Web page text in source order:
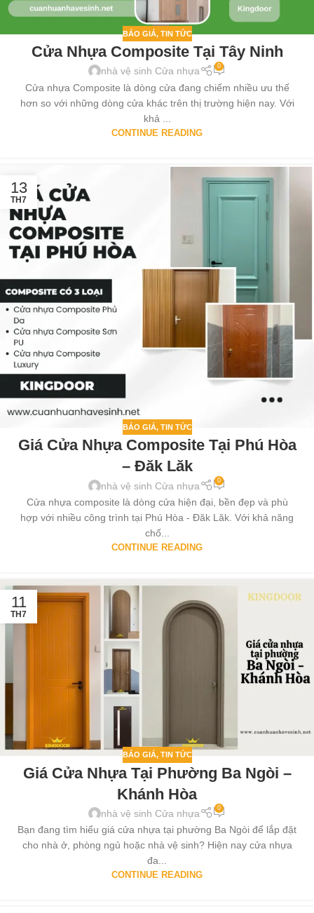
BÁO GIÁ, TIN TỨC
Cửa Nhựa Composite Tại Tây Ninh
nhà vệ sinh Cửa nhựa 0
Cửa nhựa Composite là dòng cửa đang chiếm nhiều ưu thế
hơn so với những dòng cửa khác trên thị trường hiện nay. Với
khả ...
CONTINUE READING
13
TH7
BÁO GIÁ, TIN TỨC
Giá Cửa Nhựa Composite Tại Phú Hòa
– Đăk Lăk
nhà vệ sinh Cửa nhựa 0
Cửa nhựa composite là dòng cửa hiện đại, bền đẹp và phù
hợp với nhiều công trình tại Phú Hòa - Đăk Lăk. Với khả năng
chố...
CONTINUE READING
11
TH7
BÁO GIÁ, TIN TỨC
Giá Cửa Nhựa Tại Phường Ba Ngòi –
Khánh Hòa
nhà vệ sinh Cửa nhựa 0
Bạn đang tìm hiểu giá cửa nhựa tại phường Ba Ngòi để lắp đặt
cho nhà ở, phòng ngủ hoặc nhà vệ sinh? Hiện nay cửa nhựa
đa...
CONTINUE READING